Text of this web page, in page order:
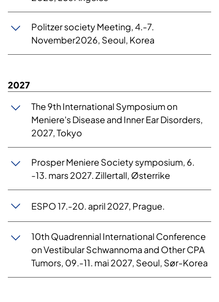
Politzer society Meeting, 4.-7.
November2026, Seoul, Korea
2027
The 9th International Symposium on
Meniere's Disease and Inner Ear Disorders,
2027, Tokyo
Prosper Meniere Society symposium, 6.
-13. mars 2027. Zillertall, Østerrike
ESPO 17.-20. april 2027, Prague.
10th Quadrennial International Conference
on Vestibular Schwannoma and Other CPA
Tumors, 09.-11. mai 2027, Seoul, Sør-Korea